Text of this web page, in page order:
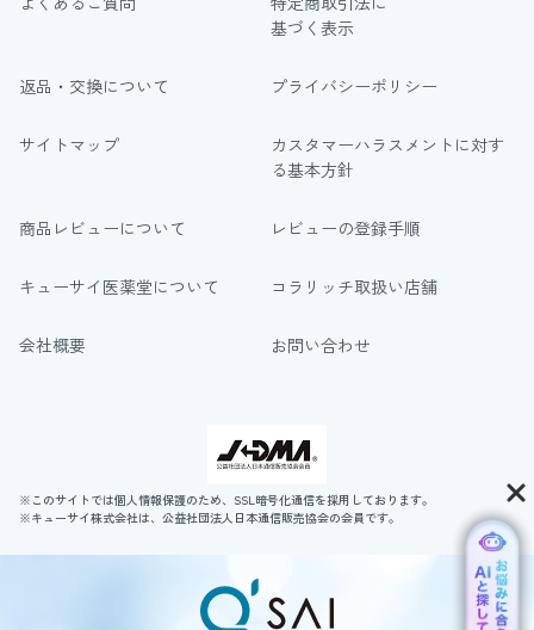
基づく表示
返品・交換について プライバシーポリシー
サイトマップ
カスタマーハラスメントに対す
る基本方針
商品レビューについて レビューの登録手順
キューサイ医薬堂について コラリッチ取扱い店舗
会社概要 お問い合わせ
※このサイトでは個人情報保護のため、SSL暗号化通信を採用しております。
※キューサイ株式会社は、公益社団法人日本通信販売協会の会員です。